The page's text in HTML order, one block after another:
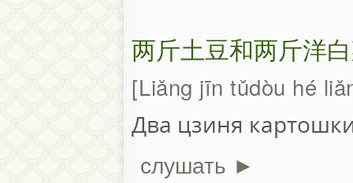
两斤土豆和两斤洋
Liǎng jīn tǔdòu hé
Два цзиня
слушать ►